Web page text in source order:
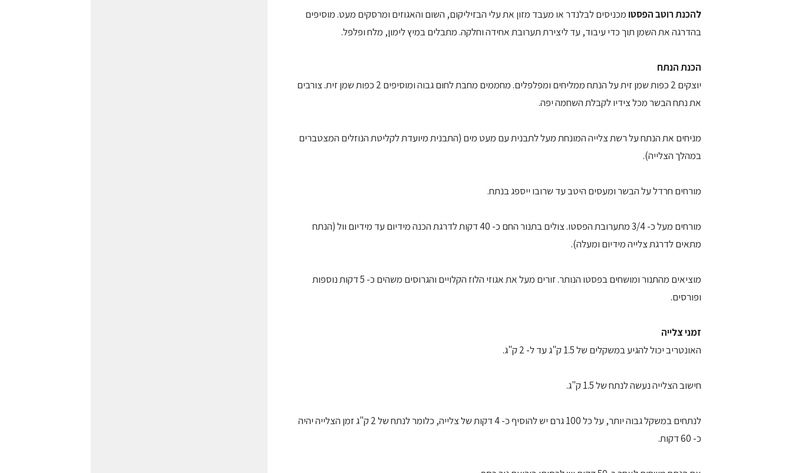
להכנת רוטב הפסטומכניסים לבלנדר או מעבד מזון את עלי הבזיליקום, השום והאגוזים ומרסקים מעט. מוסיפים
בהדרגה את השמן תוך כדי עיבוד, עד ליצירת תערובת אחידה וחלקה. מתבלים במיץ לימון, מלח ופלפל.
הכנת הנתח
יוצקים 2 כפות שמן זית על הנתח ממליחים ומפלפלים. מחממים מחבת לחום גבוה ומוסיפים 2 כפות שמן זית. צורבים
את נתח הבשר מכל צידיו לקבלת השחמה יפה.
מניחים את הנתח על רשת צלייה המונחת מעל לתבנית עם מעט מים (התבנית מיועדת לקליטת הנוזלים המצטברים
במהלך הצלייה).
מורחים חרדל על הבשר ומעסים היטב עד שרובו ייספג בנתח.
מורחים מעל כ- 3/4 מתערובת הפסטו. צולים בתנור החם כ- 40 דקות לדרגת הכנה מידיום עד מידיום וול (הנתח
מתאים לדרגת צלייה מידיום ומעלה).
מוציאים מהתנור ומושחים בפסטו הנותר. זורים מעל את אגוזי הלוז הקלויים והגרוסים משהים כ- 5 דקות נוספות
ופורסים.
זמני צלייה
האונטריב יכול להגיע במשקלים של 1.5 ק"ג עד ל- 2 ק"ג.
חישוב הצלייה נעשה לנתח של 1.5 ק"ג.
לנתחים במשקל גבוה יותר, על כל 100 גרם יש להוסיף כ- 4 דקות של צלייה, כלומר לנתח של 2 ק"ג זמן הצלייה יהיה
כ- 60 דקות.